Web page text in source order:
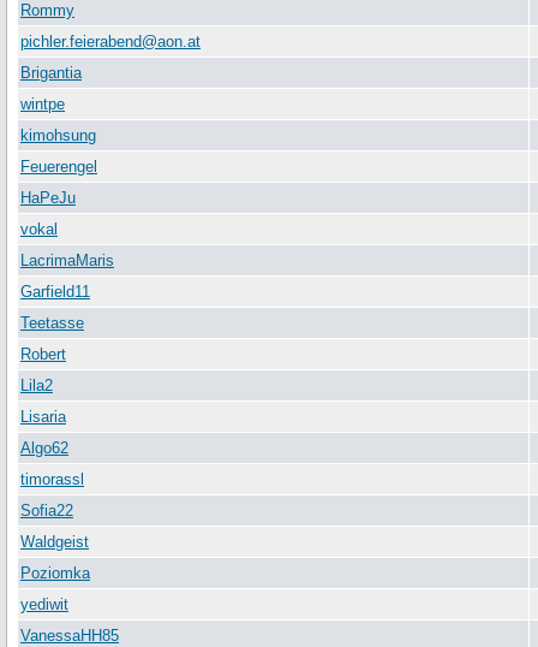
Rommy
pichler.feierabend@aon.at
Brigantia
wintpe
kimohsung
Feuerengel
HaPeJu
vokal
LacrimaMaris
Garfield11
Teetasse
Robert
Lila2
Lisaria
Algo62
timorassl
Sofia22
Waldgeist
Poziomka
yediwit
VanessaHH85